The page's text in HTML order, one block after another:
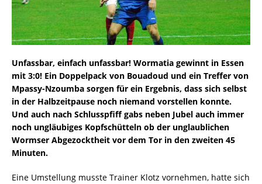
Unfassbar, einfach unfassbar! Wormatia gewinnt in Essen
mit 3:0! Ein Doppelpack von Bouadoud und ein Treffer von
Mpassy-Nzoumba sorgen für ein Ergebnis, dass sich selbst
in der Halbzeitpause noch niemand vorstellen konnte.
Und auch nach Schlusspfiff gabs neben Jubel auch immer
noch ungläubiges Kopfschütteln ob der unglaublichen
Wormser Abgezocktheit vor dem Tor in den zweiten 45
Minuten.
Eine Umstellung musste Trainer Klotz vornehmen, hatte sich